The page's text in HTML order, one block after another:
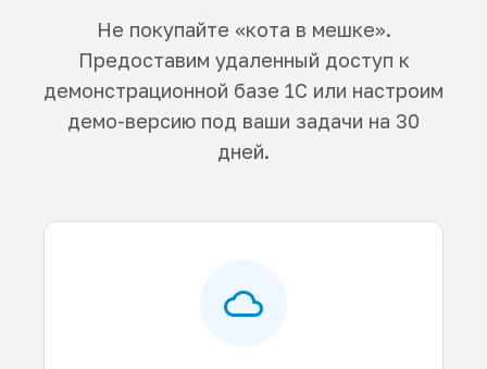
Не покупайте «кота в мешке».
Предоставим удаленный доступ к
демонстрационной базе 1С или настроим
демо-версию под ваши задачи на 30
дней.